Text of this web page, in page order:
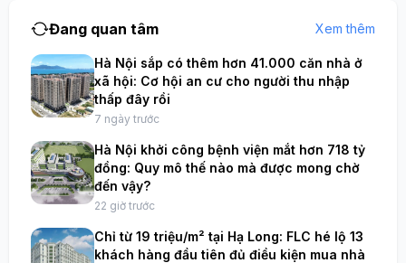
Đang quan tâm Xem thêm
Hà Nội sắp có thêm hơn 41.000 căn nhà ở
xã hội: Cơ hội an cư cho người thu nhập
thấp đây rồi
7 ngày trước
Hà Nội khởi công bệnh viện mắt hơn 718 tỷ
đồng: Quy mô thế nào mà được mong chờ
đến vậy?
22 giờ trước
Chỉ từ 19 triệu/m² tại Hạ Long: FLC hé lộ 13
khách hàng đầu tiên đủ điều kiện mua nhà